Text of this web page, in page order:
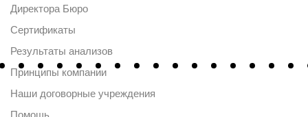
Директора Бюро
Сертификаты
Результаты анализов
Принципы компании
Наши договорные учреждения